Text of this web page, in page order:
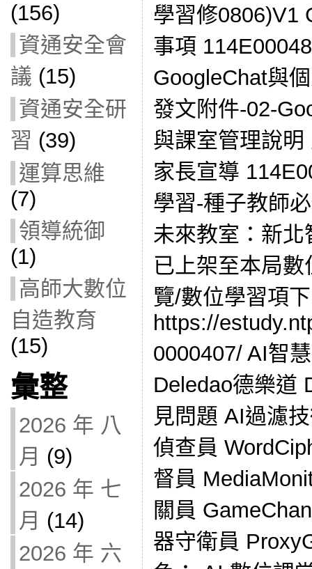
(156)
資通安全會
議 (15)
資通安全研
習 (39)
運算思維
(7)
領導統御
(1)
高師大數位
自造教育
(15)
彙整
2026 年 八
月 (9)
2026 年 七
月 (14)
2026 年 六
學習修0806)V1
事項
GoogleChat與
發文附件-02-
與課室管理說
家長宣導
學習-種子教師
未來教室：新
已上架至本局
覽/數位學習項下
https://
0000407/ AI智
Deledao德樂道
見問題 AI過濾
偵查員
督員
關員
器守衛員